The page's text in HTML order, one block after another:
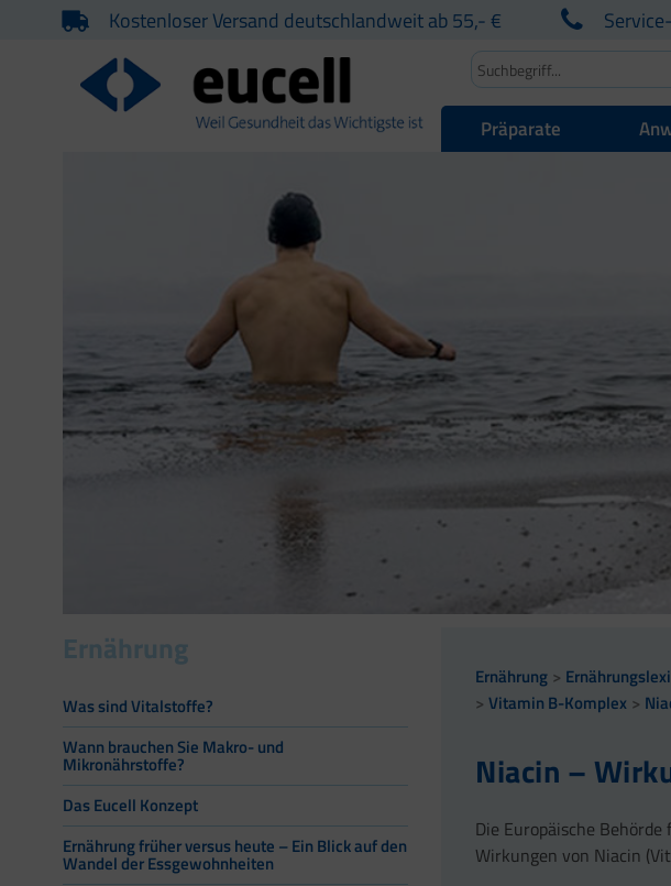
Kostenloser Versand deutschlandweit ab 55,- €
Präparate
Ernährung
Was sind Vitalstoffe?
Wann brauchen Sie Makro- und
Mikronährstoffe?
Das Eucell Konzept
Ernährung früher versus heute – Ein Blick auf den
Wandel der Essgewohnheiten
Ernährung
Vitamin B-Komplex
Niacin –
Die Europäische
Wirkungen von Niacin